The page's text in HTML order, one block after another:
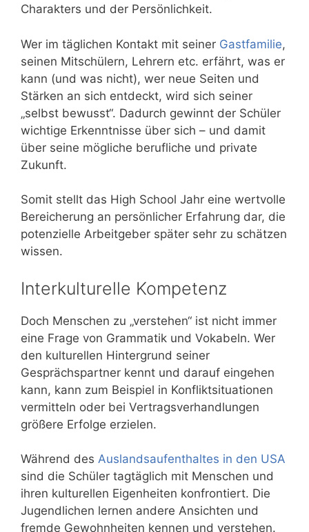
Charakters und der Persönlichkeit.
Wer im täglichen Kontakt mit seiner Gastfamilie,
seinen Mitschülern, Lehrern etc. erfährt, was er
kann (und was nicht), wer neue Seiten und
Stärken an sich entdeckt, wird sich seiner
„selbst bewusst“. Dadurch gewinnt der Schüler
wichtige Erkenntnisse über sich – und damit
über seine mögliche berufliche und private
Zukunft.
Somit stellt das High School Jahr eine wertvolle
Bereicherung an persönlicher Erfahrung dar, die
potenzielle Arbeitgeber später sehr zu schätzen
wissen.
Interkulturelle Kompetenz
Doch Menschen zu „verstehen“ ist nicht immer
eine Frage von Grammatik und Vokabeln. Wer
den kulturellen Hintergrund seiner
Gesprächspartner kennt und darauf eingehen
kann, kann zum Beispiel in Konfliktsituationen
vermitteln oder bei Vertragsverhandlungen
größere Erfolge erzielen.
Während des Auslandsaufenthaltes in den USA
sind die Schüler tagtäglich mit Menschen und
ihren kulturellen Eigenheiten konfrontiert. Die
Jugendlichen lernen andere Ansichten und
fremde Gewohnheiten kennen und verstehen.